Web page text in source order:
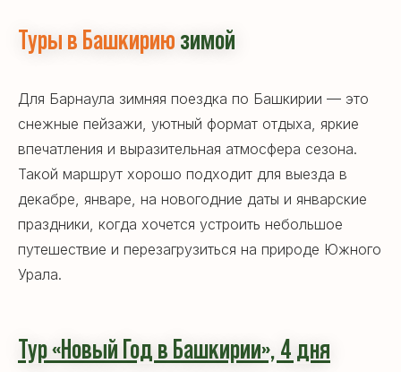
Туры в Башкирию зимой
Для Барнаула зимняя поездка по Башкирии — это
снежные пейзажи, уютный формат отдыха, яркие
впечатления и выразительная атмосфера сезона.
Такой маршрут хорошо подходит для выезда в
декабре, январе, на новогодние даты и январские
праздники, когда хочется устроить небольшое
путешествие и перезагрузиться на природе Южного
Урала.
Тур «Новый Год в Башкирии», 4 дня